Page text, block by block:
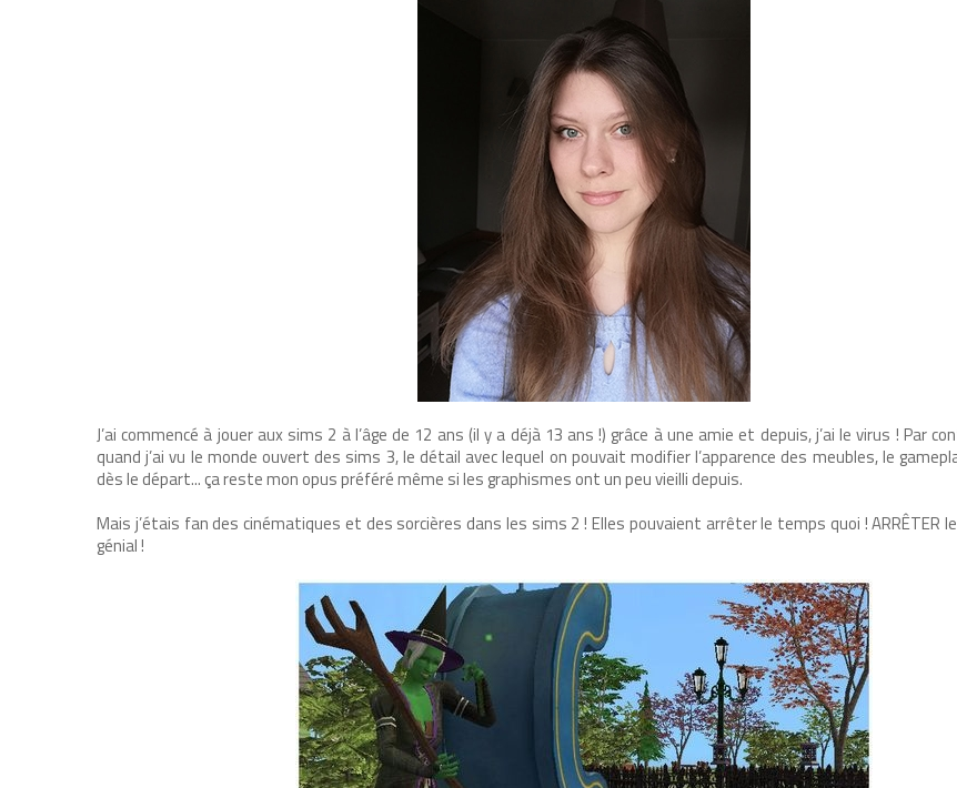
J’ai commencé à jouer aux sims 2 à l’âge de 12 ans (il y a déjà 13 ans !) grâce à une amie et depuis, j’ai le virus ! Par
quand j’ai vu le monde ouvert des sims 3, le détail avec lequel on pouvait modifier l’apparence des meubles, le
dès le départ... ça reste mon opus préféré même si les graphismes ont un peu vieilli depuis.
Mais j’étais fan des cinématiques et des sorcières dans les sims 2 ! Elles pouvaient arrêter le temps quoi ! ARRÊTER
génial !